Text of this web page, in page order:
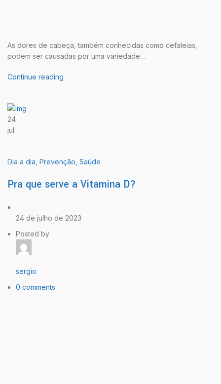
As dores de cabeça, também conhecidas como cefaleias,
podem ser causadas por uma variedade…
Continue reading
24
jul
Dia a dia Prevenção Saúde
Pra que serve a Vitamina D?
24 de julho de 2023
Posted by
sergio
0 comments